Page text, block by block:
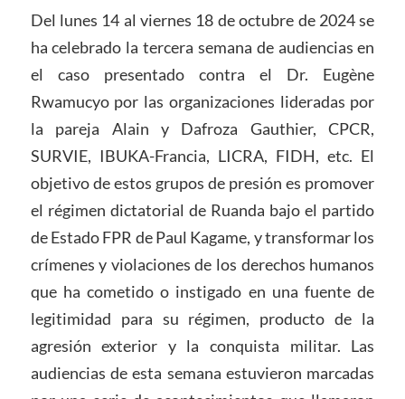
Del lunes 14 al viernes 18 de octubre de 2024 se
ha celebrado la tercera semana de audiencias en
el caso presentado contra el Dr. Eugène
Rwamucyo por las organizaciones lideradas por
la pareja Alain y Dafroza Gauthier, CPCR,
SURVIE, IBUKA-Francia, LICRA, FIDH, etc. El
objetivo de estos grupos de presión es promover
el régimen dictatorial de Ruanda bajo el partido
de Estado FPR de Paul Kagame, y transformar los
crímenes y violaciones de los derechos humanos
que ha cometido o instigado en una fuente de
legitimidad para su régimen, producto de la
agresión exterior y la conquista militar. Las
audiencias de esta semana estuvieron marcadas